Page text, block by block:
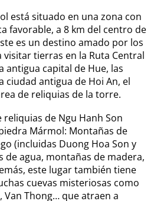
está situado en una zona con
favorable, a 8 km del centro de
es un destino amado por los
tierras en la Ruta Central
antigua capital de Hue, las
ciudad antigua de Hoi An, el
de reliquias de la torre.
reliquias de Ngu Hanh Son
Mármol: Montañas de
(incluidas Duong Hoa Son y
de agua, montañas de madera,
este lugar también tiene
cuevas misteriosas como
Van Thong… que atraen a